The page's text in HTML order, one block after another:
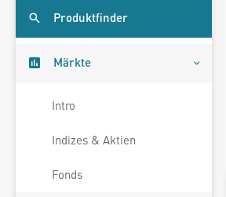
Produktfinder
Märkte
Intro
Indizes & Aktien
Fonds